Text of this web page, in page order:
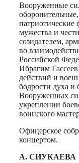
Вооруженные
мужества и
созидателем,
во
Российской
Ибрагим
действий и
бодрости духа и
Вооруженных
укреплении
воинского
Офицерское
концертом.
А. СИУКАЕВА